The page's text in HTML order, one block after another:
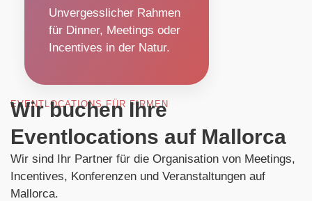
Unvergesslicher Rahmen
für Dinner, Meetings oder
Incentives in der Natur.
EVENTLOCATIONS FÜR FIRMEN
Wir buchen Ihre
Eventlocations auf Mallorca
Wir sind Ihr Partner für die Organisation von Meetings,
Incentives, Konferenzen und Veranstaltungen auf
Mallorca.